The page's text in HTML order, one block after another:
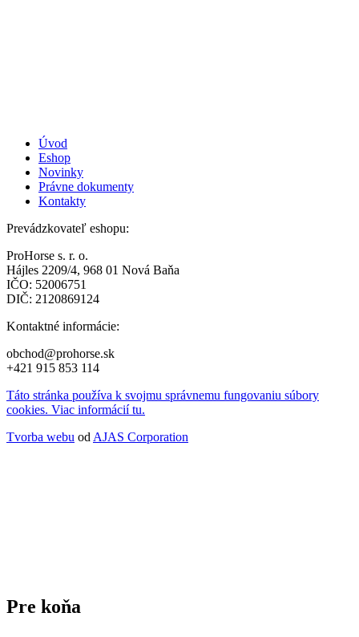
Úvod
Eshop
Novinky
Právne dokumenty
Kontakty
Prevádzkovateľ eshopu:
ProHorse s. r. o.
Hájles 2209/4, 968 01 Nová Baňa
IČO: 52006751
DIČ: 2120869124
Kontaktné informácie:
obchod@prohorse.sk
+421 915 853 114
Táto stránka používa k svojmu správnemu fungovaniu súbory
cookies. Viac informácií tu.
Tvorba webu od AJAS Corporation
Pre koňa